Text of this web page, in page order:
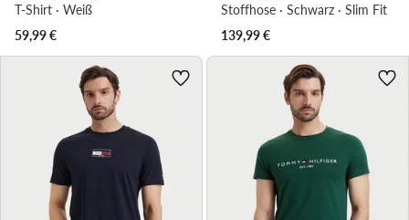
T-Shirt · Weiß
59,99€
Stoffhose · Schwarz · Slim Fit
139,99€